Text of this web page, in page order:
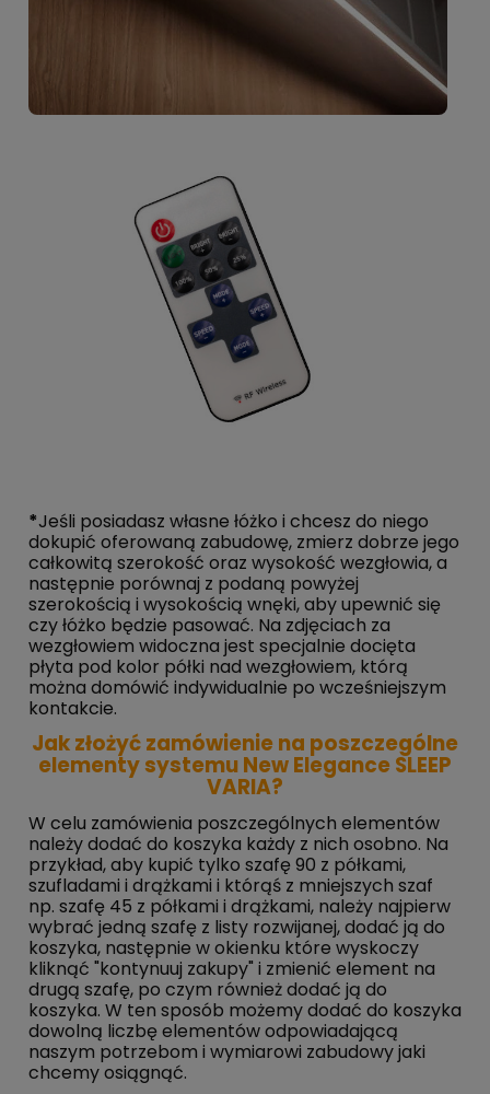
*Jeśli posiadasz własne łóżko i chcesz do niego
dokupić oferowaną zabudowę, zmierz dobrze jego
całkowitą szerokość oraz wysokość wezgłowia, a
następnie porównaj z podaną powyżej
szerokością i wysokością wnęki, aby upewnić się
czy łóżko będzie pasować. Na zdjęciach za
wezgłowiem widoczna jest specjalnie docięta
płyta pod kolor półki nad wezgłowiem, którą
można domówić indywidualnie po wcześniejszym
kontakcie.
Jak złożyć zamówienie na poszczególne
elementy systemu New Elegance SLEEP
VARIA?
W celu zamówienia poszczególnych elementów
należy dodać do koszyka każdy z nich osobno. Na
przykład, aby kupić tylko szafę 90 z półkami,
szufladami i drążkami i którąś z mniejszych szaf
np. szafę 45 z półkami i drążkami, należy najpierw
wybrać jedną szafę z listy rozwijanej, dodać ją do
koszyka, następnie w okienku które wyskoczy
kliknąć "kontynuuj zakupy" i zmienić element na
drugą szafę, po czym również dodać ją do
koszyka. W ten sposób możemy dodać do koszyka
dowolną liczbę elementów odpowiadającą
naszym potrzebom i wymiarowi zabudowy jaki
chcemy osiągnąć.